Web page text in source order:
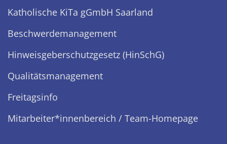
Katholische KiTa gGmbH Saarland
Beschwerdemanagement
Hinweisgeberschutzgesetz (HinSchG)
Qualitätsmanagement
Freitagsinfo
Mitarbeiter*innenbereich / Team-Homepage